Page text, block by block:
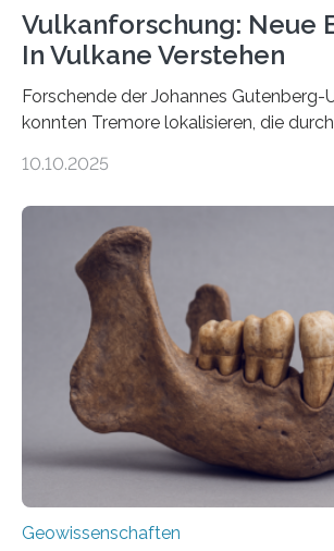
Vulkanforschung: Neue
In Vulkane Verstehen
Forschende der Johannes Gutenberg-
konnten Tremore lokalisieren, die durch
Vulkan? Was passiert in der Erde
erzeugt durch Magma oder Gase, die
Schlote einen Weg nach oben bahnen?
Miriam Christina Reiss,
Johannes Gutenberg-Universität Mainz
Team haben am Vulkan Oldoinyo
solche Tremore lokalisiert. „Wir
nicht nur nachweisen, sondern ihren
10.10.2025
Geowissenschaften